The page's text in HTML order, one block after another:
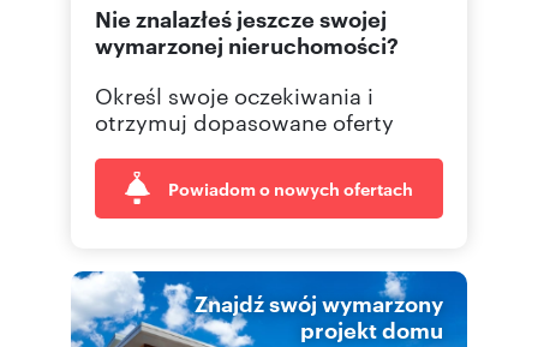
502 10 Pokaż telefon
Nie znalazłeś jeszcze swojej
wymarzonej nieruchomości?
Określ swoje oczekiwania i
otrzymuj dopasowane oferty
Powiadom o nowych ofertach
Znajdź swój wymarzony
projekt domu